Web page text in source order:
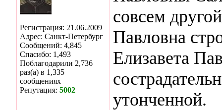
Регистрация: 21.06.2009
Адрес: Санкт-Петербург
Сообщений: 4,845
Спасибо: 1,493
Поблагодарили 2,736
раз(а) в 1,335
сообщениях
Репутация: 5002
совсем
Павловна
Елизавета
утонченной.